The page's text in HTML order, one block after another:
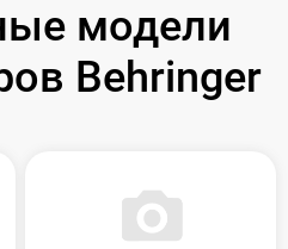
модели
Behringer